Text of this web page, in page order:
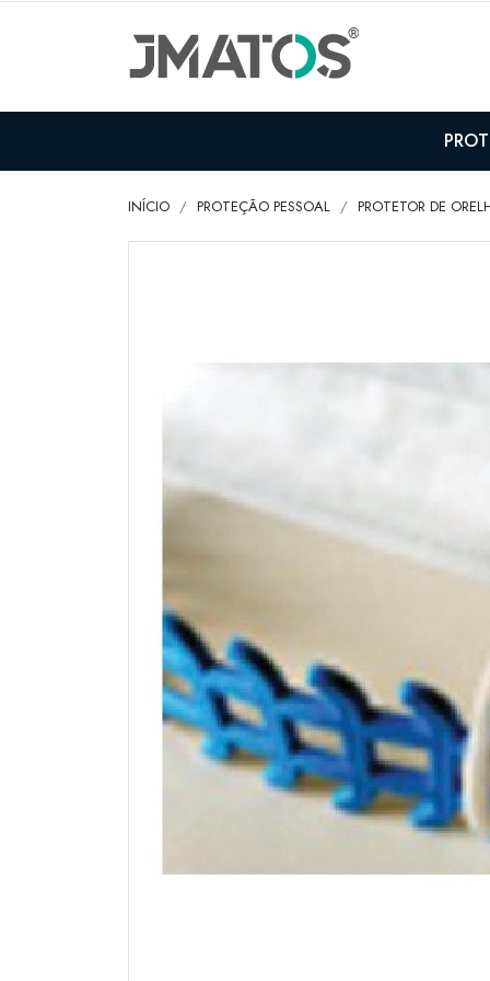
INÍCIO PROTEÇÃO PESSOAL PROTETOR DE